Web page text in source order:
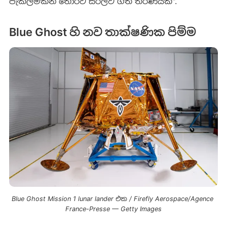
Blue Ghost හි නව තාක්ෂණික පිම්ම
Blue Ghost Mission 1 lunar lander එක / Firefly Aerospace/Agence
France-Presse — Getty Images